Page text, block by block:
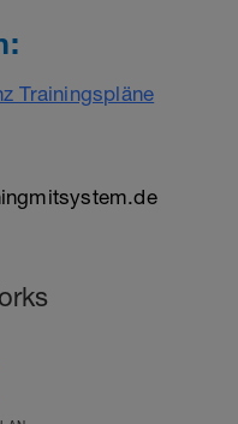
Trainingspläne